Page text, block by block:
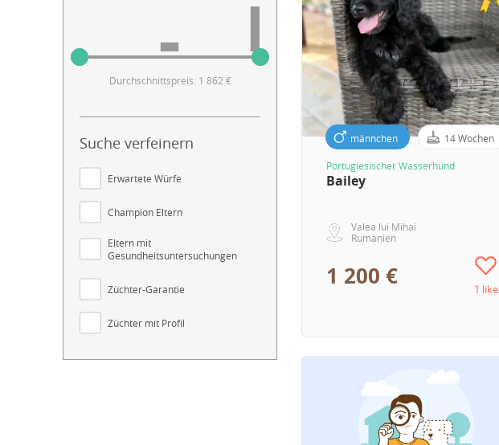
Durchschnittspreis: 1 862 €
Suche verfeinern
Erwartete Würfe
Champion Eltern
Eltern mit
Gesundheitsuntersuchungen
Züchter-Garantie
Züchter mit Profil
männchen 14 Wochen
Portugiesischer Wasserhund
Bailey
Valea lui Mihai
Rumänien
1 200 € 1 like